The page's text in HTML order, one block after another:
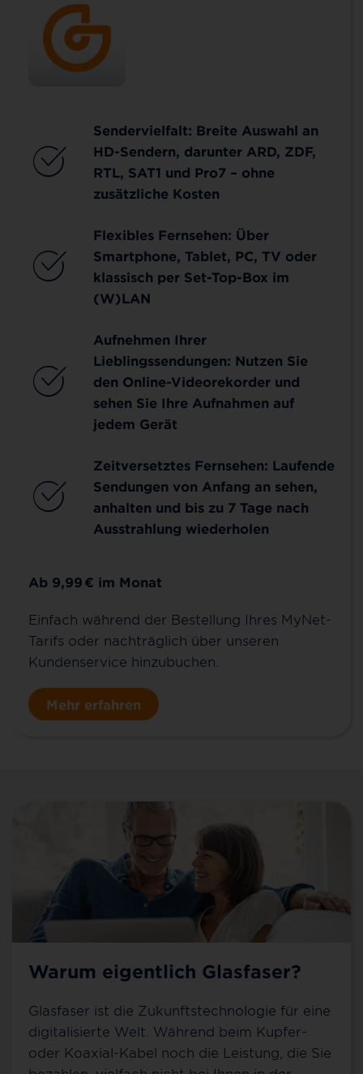
Sendervielfalt: Breite Auswahl an
HD-Sendern, darunter ARD, ZDF,
RTL, SAT1 und Pro7 – ohne
zusätzliche Kosten
Flexibles Fernsehen: Über
Smartphone, Tablet, PC, TV oder
klassisch per Set-Top-Box im
(W)LAN
Aufnehmen Ihrer
Lieblingssendungen: Nutzen Sie
den Online-Videorekorder und
sehen Sie Ihre Aufnahmen auf
jedem Gerät
Zeitversetztes Fernsehen: Laufende
Sendungen von Anfang an sehen,
anhalten und bis zu 7 Tage nach
Ausstrahlung wiederholen
Ab 9,99 € im Monat
Einfach während der Bestellung Ihres MyNet-
Tarifs oder nachträglich über unseren
Kundenservice hinzubuchen.
Mehr erfahren
Warum eigentlich Glasfaser?
Glasfaser ist die Zukunftstechnologie für eine
digitalisierte Welt. Während beim Kupfer-
oder Koaxial-Kabel noch die Leistung, die Sie